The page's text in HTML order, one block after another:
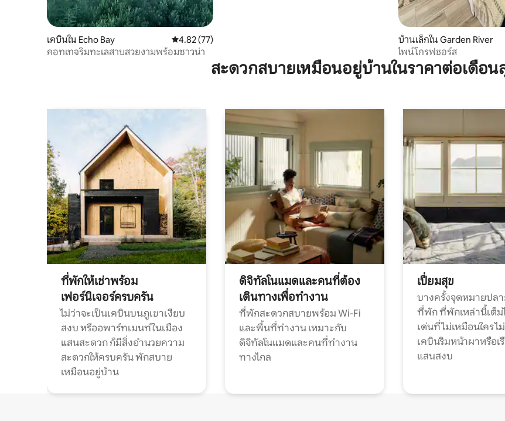
เคบินใน Echo Bay คะแนนเฉลี่ย 4.82 จาก 5, 77 รีวิว
4.82 (77)
คอทเทจริมทะเลสาบสวยงามพร้อมซาวน่า
บ้านเล็กใน Garden River
ไพน์โกรฟชอร์ส
สะดวกสบายเหมือนอยู่บ้านในราคาต่อเดือ
ที่พักให้เช่าพร้อม
เฟอร์นิเจอร์ครบครัน
ไม่ว่าจะเป็นเคบินบนภูเขาเงียบ
สงบ หรืออพาร์ทเมนท์ในเมือง
แสนสะดวก ก็มีสิ่งอำนวยความ
สะดวกให้ครบครัน พักสบาย
เหมือนอยู่บ้าน
ดิจิทัลโนแมดและคนที่ต้อง
เดินทางเพื่อทำงาน
ที่พักสะดวกสบายพร้อม Wi-Fi
และพื้นที่ทำงาน เหมาะกับ
ดิจิทัลโนแมดและคนที่ทำงาน
ทางไกล
เปี่ยมสุข
บางครั้งจุดหมายปล
ที่พัก ที่พักเหล่านี้เต็ม
เด่นที่ไม่เหมือนใคร ไ
เคบินริมหน้าผาหรือเ
แสนสงบ